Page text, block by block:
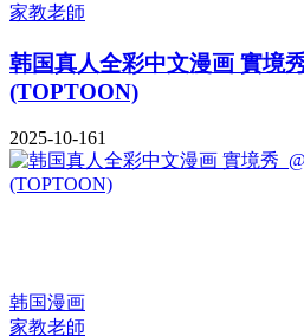
家教老師
韩国真人全彩中文漫画 實境
(TOPTOON)
2025-10-161
韩国漫画
家教老師